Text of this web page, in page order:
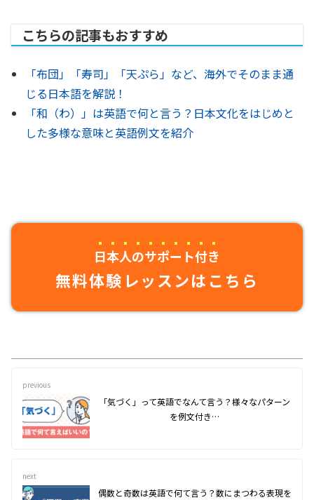
こちらの記事もおすすめ
「布団」「寿司」「天ぷら」など、海外でそのまま通
じる日本語を解説！
「和（わ）」は英語で何と言う？日本文化をはじめと
した多様な意味と英語例文を紹介
日本人のサポート付き
無料体験レッスンはこちら
previous
「気づく」って英語でなんて言う？様々なパターン
を例文付き…
next
偶数と奇数は英語で何て言う？数にまつわる表現を